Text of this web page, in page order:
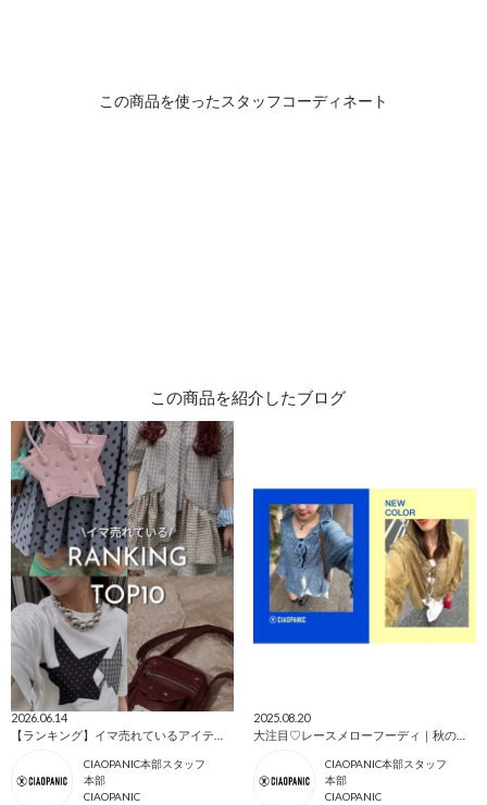
この商品を紹介したブログ
2026.06.14
CIAOPANIC本部スタッフ
本部
CIAOPANIC
2025.08.20
大注目♡レースメローフーディ｜秋の新色が登場！
CIAOPANIC本部スタッフ
本部
CIAOPANIC